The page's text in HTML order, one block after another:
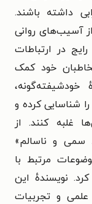
داشته باشند.
آسیب‌های روانی
در ارتباطات
خود کمک
خودشیفته‌گونه،
شناسایی کرده و
غلبه کنند. از
سمی و ناسالم»
مرتبط با
نویسندهٔ این
علمی و تجربیات